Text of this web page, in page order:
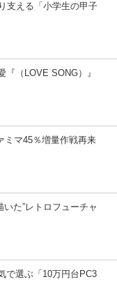
支える「小学生の甲子
『（LOVE SONG）』
ミマ45％増量作戦再来
た”レトロフューチャ
で選ぶ「10万円台PC3